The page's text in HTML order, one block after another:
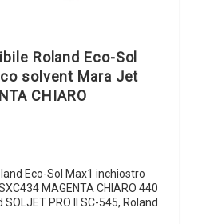
Roland Eco-Sol
solvent Mara Jet
CHIARO
Eco-Sol Max1 inchiostro
MAGENTA CHIARO 440
PRO II SC-545, Roland